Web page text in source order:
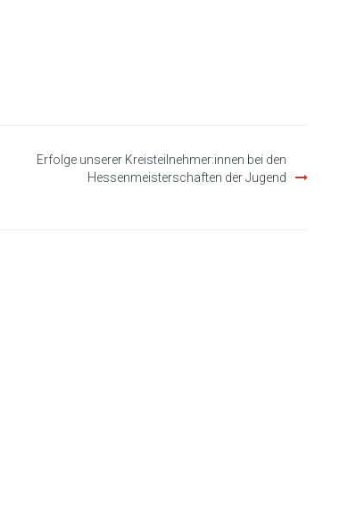
Erfolge unserer Kreisteilnehmer:innen bei den
Hessenmeisterschaften der Jugend